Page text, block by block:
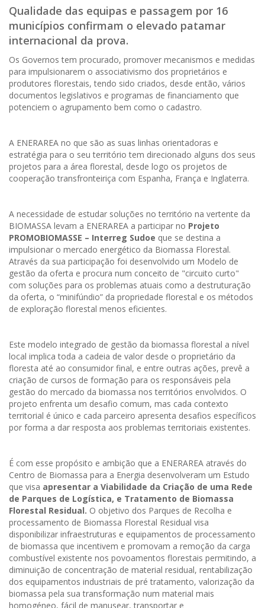
Qualidade das equipas e passagem por 16
municípios confirmam o elevado patamar
internacional da prova.
Os Governos tem procurado, promover mecanismos e medidas
para impulsionarem o associativismo dos proprietários e
produtores florestais, tendo sido criados, desde então, vários
documentos legislativos e programas de financiamento que
potenciem o agrupamento bem como o cadastro.
A ENERAREA no que são as suas linhas orientadoras e
estratégia para o seu território tem direcionado alguns dos seus
projetos para a área florestal, desde logo os projetos de
cooperação transfronteiriça com Espanha, França e Inglaterra.
A necessidade de estudar soluções no território na vertente da
BIOMASSA levam a ENERAREA a participar no Projeto
PROMOBIOMASSE – Interreg Sudoe que se destina a
impulsionar o mercado energético da Biomassa Florestal.
Através da sua participação foi desenvolvido um Modelo de
gestão da oferta e procura num conceito de "circuito curto"
com soluções para os problemas atuais como a destruturação
da oferta, o “minifúndio” da propriedade florestal e os métodos
de exploração florestal menos eficientes.
Este modelo integrado de gestão da biomassa florestal a nível
local implica toda a cadeia de valor desde o proprietário da
floresta até ao consumidor final, e entre outras ações, prevê a
criação de cursos de formação para os responsáveis pela
gestão do mercado da biomassa nos territórios envolvidos. O
projeto enfrenta um desafio comum, mas cada contexto
territorial é único e cada parceiro apresenta desafios específicos
por forma a dar resposta aos problemas territoriais existentes.
É com esse propósito e ambição que a ENERAREA através do
Centro de Biomassa para a Energia desenvolveram um Estudo
que visa apresentar a Viabilidade da Criação de uma Rede
de Parques de Logística, e Tratamento de Biomassa
Florestal Residual. O objetivo dos Parques de Recolha e
processamento de Biomassa Florestal Residual visa
disponibilizar infraestruturas e equipamentos de processamento
de biomassa que incentivem e promovam a remoção da carga
combustível existente nos povoamentos florestais permitindo, a
diminuição de concentração de material residual, rentabilização
dos equipamentos industriais de pré tratamento, valorização da
biomassa pela sua transformação num material mais
homogéneo, fácil de manusear, transportar e